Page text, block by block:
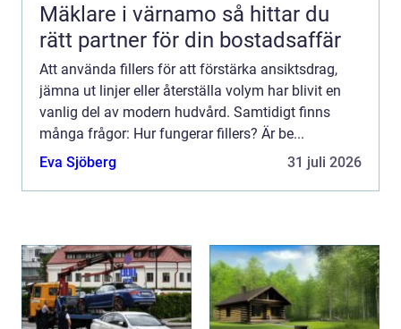
Mäklare i värnamo så hittar du
rätt partner för din bostadsaffär
Att använda fillers för att förstärka ansiktsdrag,
jämna ut linjer eller återställa volym har blivit en
vanlig del av modern hudvård. Samtidigt finns
många frågor: Hur fungerar fillers? Är be...
Eva Sjöberg
31 juli 2026